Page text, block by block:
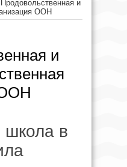
и
ООН
и
ООН
в